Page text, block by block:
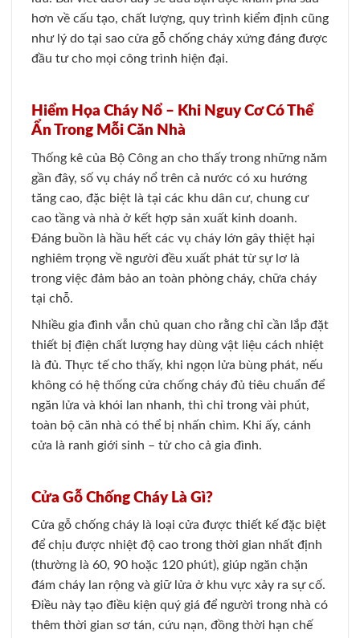
hơn về cấu tạo, chất lượng, quy trình kiểm định cũng
như lý do tại sao cửa gỗ chống cháy xứng đáng được
đầu tư cho mọi công trình hiện đại.
Hiểm Họa Cháy Nổ – Khi Nguy Cơ Có Thể
Ẩn Trong Mỗi Căn Nhà
Thống kê của Bộ Công an cho thấy trong những năm
gần đây, số vụ cháy nổ trên cả nước có xu hướng
tăng cao, đặc biệt là tại các khu dân cư, chung cư
cao tầng và nhà ở kết hợp sản xuất kinh doanh.
Đáng buồn là hầu hết các vụ cháy lớn gây thiệt hại
nghiêm trọng về người đều xuất phát từ sự lơ là
trong việc đảm bảo an toàn phòng cháy, chữa cháy
tại chỗ.
Nhiều gia đình vẫn chủ quan cho rằng chỉ cần lắp đặt
thiết bị điện chất lượng hay dùng vật liệu cách nhiệt
là đủ. Thực tế cho thấy, khi ngọn lửa bùng phát, nếu
không có hệ thống cửa chống cháy đủ tiêu chuẩn để
ngăn lửa và khói lan nhanh, thì chỉ trong vài phút,
toàn bộ căn nhà có thể bị nhấn chìm. Khi ấy, cánh
cửa là ranh giới sinh – tử cho cả gia đình.
Cửa Gỗ Chống Cháy Là Gì?
Cửa gỗ chống cháy là loại cửa được thiết kế đặc biệt
để chịu được nhiệt độ cao trong thời gian nhất định
(thường là 60, 90 hoặc 120 phút), giúp ngăn chặn
đám cháy lan rộng và giữ lửa ở khu vực xảy ra sự cố.
Điều này tạo điều kiện quý giá để người trong nhà có
thêm thời gian sơ tán, cứu nạn, đồng thời hạn chế